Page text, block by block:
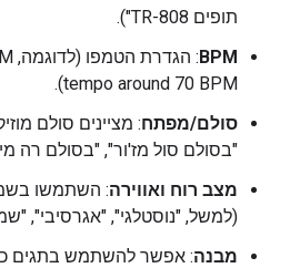
תופים TR-808").
BPM
tempo around 70 BPM).
סולם/מפתח: מציינים סולם
"בסולם סול מז'ור", "בסולם רה
מצב רוח ואווירה: השתמשו
(למשל, "נוסטלגי", "אגרסיבי",
מבנה: אפשר להשתמש בתגים